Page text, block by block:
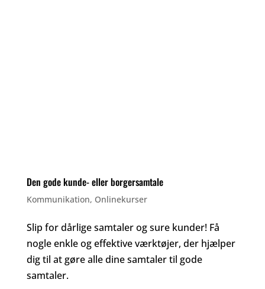
Den gode kunde- eller borgersamtale
Kommunikation, Onlinekurser
Slip for dårlige samtaler og sure kunder! Få
nogle enkle og effektive værktøjer, der hjælper
dig til at gøre alle dine samtaler til gode
samtaler.